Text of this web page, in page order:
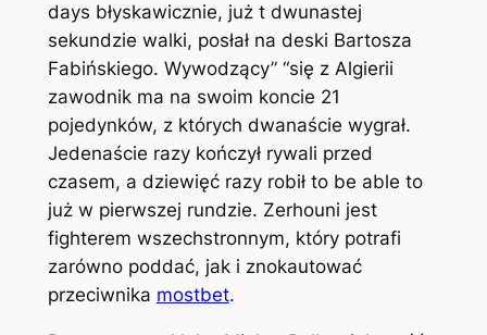
days błyskawicznie, już t dwunastej
sekundzie walki, posłał na deski Bartosza
Fabińskiego. Wywodzący” “się z Algierii
zawodnik ma na swoim koncie 21
pojedynków, z których dwanaście wygrał.
Jedenaście razy kończył rywali przed
czasem, a dziewięć razy robił to be able to
już w pierwszej rundzie. Zerhouni jest
fighterem wszechstronnym, który potrafi
zarówno poddać, jak i znokautować
przeciwnika mostbet.